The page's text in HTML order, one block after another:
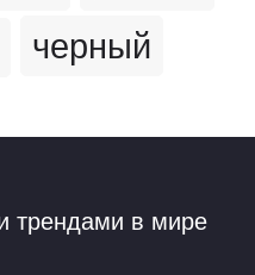
черный
трендами в мире